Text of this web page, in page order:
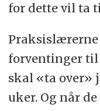
for dette vil ta
forventinger til
skal «ta over»
uker. Og når